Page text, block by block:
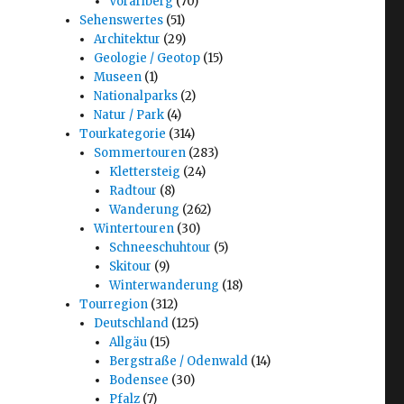
Sehenswertes (51)
Architektur (29)
Geologie / Geotop (15)
Museen (1)
Nationalparks (2)
Natur / Park (4)
Tourkategorie (314)
Sommertouren (283)
Klettersteig (24)
Radtour (8)
Wanderung (262)
Wintertouren (30)
Schneeschuhtour (5)
Skitour (9)
Winterwanderung (18)
Tourregion (312)
Deutschland (125)
Allgäu(15)
Bergstraße / Odenwald(14)
Bodensee (30)
Pfalz(7)